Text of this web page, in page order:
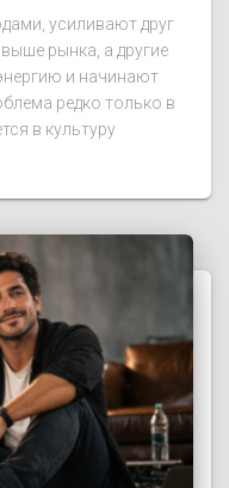
усиливают друг
рынка, а другие
и начинают
редко только в
в культуру